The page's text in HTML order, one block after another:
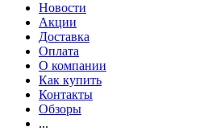
Новости
Акции
Доставка
Оплата
О компании
Как купить
Контакты
Обзоры
...